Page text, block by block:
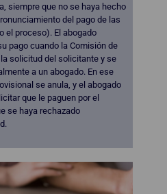
siempre que no se haya hecho
del pago de las
el proceso). El abogado
pago cuando la Comisión de
solicitud del solicitante y se
a un abogado. En ese
se anula, y el abogado
que le paguen por el
se haya rechazado